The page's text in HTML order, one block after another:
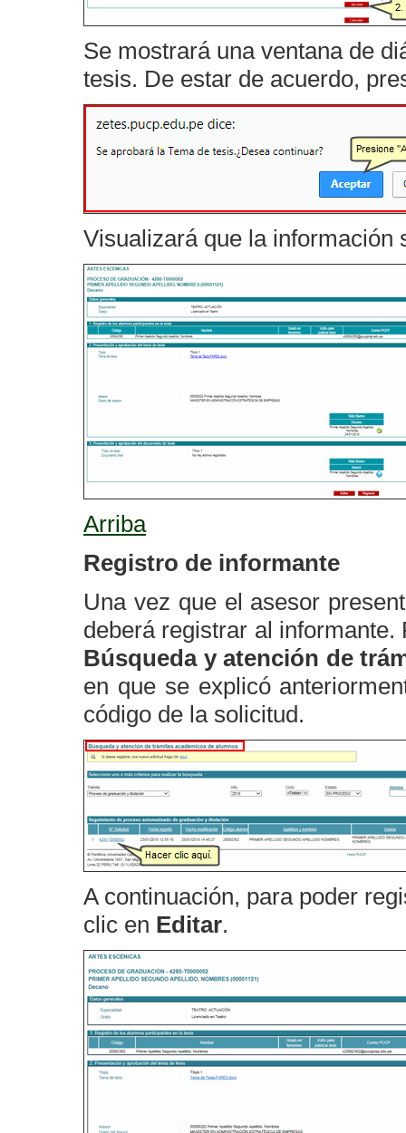
Se mostrará una ventana de
tesis. De estar de acuerdo,
Visualizará que la información
Arriba
Registro de informante
Una vez que el asesor
deberá registrar al
Búsqueda y atención de
en que se explicó
código de la solicitud.
A continuación, para poder
clic en Editar.